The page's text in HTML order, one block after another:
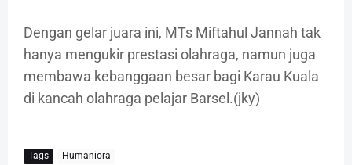
Dengan gelar juara ini, MTs Miftahul Jannah tak
hanya mengukir prestasi olahraga, namun juga
membawa kebanggaan besar bagi Karau Kuala
di kancah olahraga pelajar Barsel.(jky)
Tags Humaniora